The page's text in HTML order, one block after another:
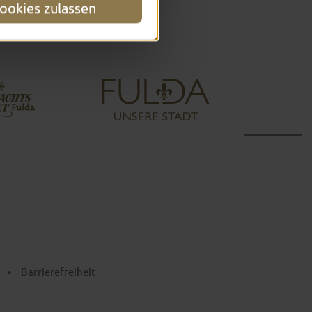
zulassen
• Barrierefreiheit